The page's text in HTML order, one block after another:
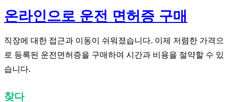
온라인으로 운전 면허증 구매
직장에 대한 접근과 이동이 쉬워졌습니다. 이제 저렴한 가격으
로 등록된 운전면허증을 구매하여 시간과 비용을 절약할 수 있
습니다.
찾다